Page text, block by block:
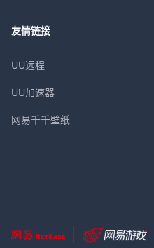
友情链接
UU远程
UU加速器
网易千千壁纸